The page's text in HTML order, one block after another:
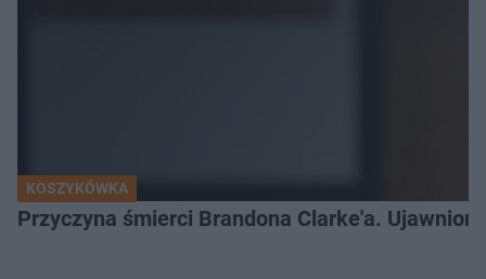
KOSZYKÓWKA
Przyczyna śmierci Brandona Clarke'a.